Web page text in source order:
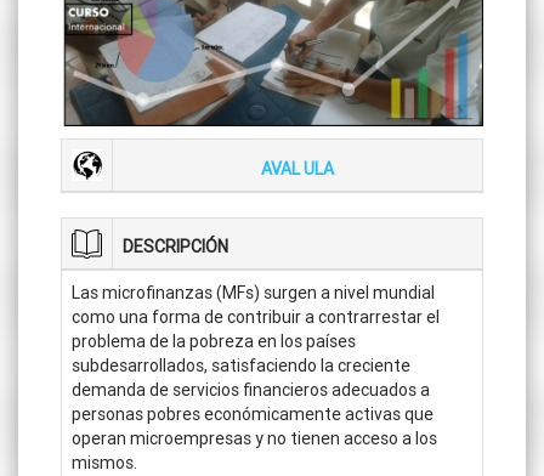
AVAL ULA
DESCRIPCIÓN
Las microfinanzas (MFs) surgen a nivel mundial
como una forma de contribuir a contrarrestar el
problema de la pobreza en los países
subdesarrollados, satisfaciendo la creciente
demanda de servicios financieros adecuados a
personas pobres económicamente activas que
operan microempresas y no tienen acceso a los
mismos.